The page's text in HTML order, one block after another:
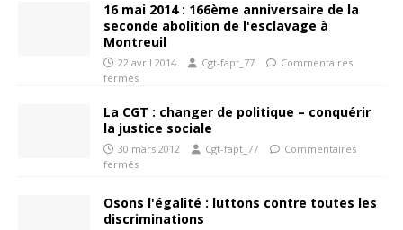
16 mai 2014 : 166ème anniversaire de la
seconde abolition de l'esclavage à
Montreuil
22 avril 2014 Cgt-fapt_77
Commentaires
fermés
La CGT : changer de politique – conquérir
la justice sociale
30 mars 2012 Cgt-fapt_77
Commentaires
fermés
Osons l'égalité : luttons contre toutes les
discriminations